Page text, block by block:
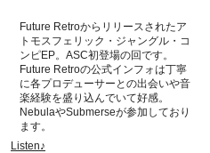
Future Retroからリリースされたア
トモスフェリック・ジャングル・コ
ンピEP。ASC初登場の回です。
Future Retroの公式インフォは丁寧
に各プロデューサーとの出会いや音
楽経験を盛り込んでいて好感。
NebulaやSubmerseが参加しており
ます。
Listen♪